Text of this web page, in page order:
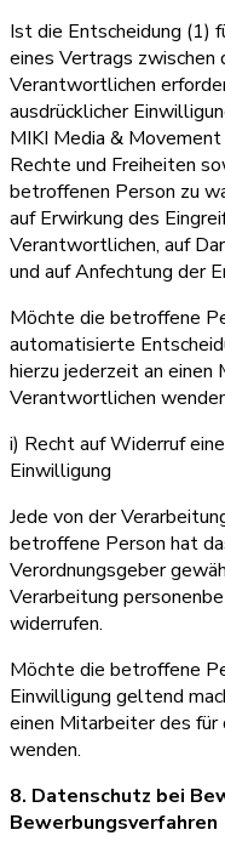
Ist die Entscheidung (1)
eines Vertrags zwischen
Verantwortlichen
ausdrücklicher
MIKI Media &
Rechte und Freiheiten
betroffenen Person zu
auf Erwirkung des
Verantwortlichen, auf
und auf Anfechtung der
Möchte die betroffene
automatisierte
hierzu jederzeit an
Verantwortlichen
i) Recht auf Widerruf
Einwilligung
Jede von der
betroffene Person hat
Verordnungsgeber
Verarbeitung
widerrufen.
Möchte die betroffene
Einwilligung geltend
einen Mitarbeiter des
wenden.
8. Datenschutz bei
Bewerbungsverfahren